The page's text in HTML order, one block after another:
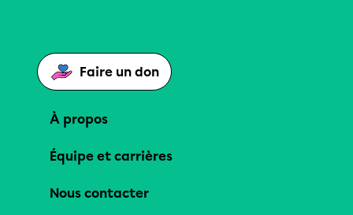
Faire un don
À propos
Équipe et carrières
Nous contacter